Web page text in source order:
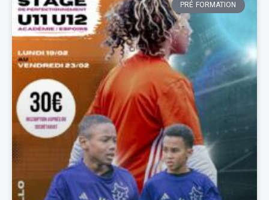
PRÉ FORMATION